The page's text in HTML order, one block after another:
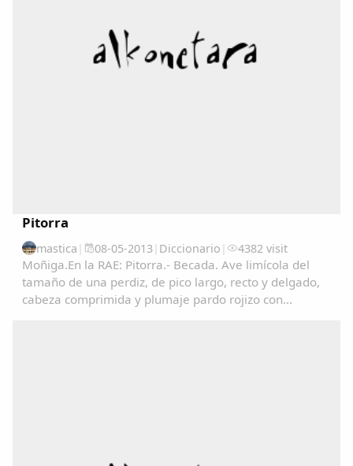
Pitorra
mastica | 08-05-2013| Diccionario | 4382 visit
Moñiga.En la RAE: Pitorra.- Becada. Ave limícola del
tamaño de una perdiz, de pico largo, recto y delgado,
cabeza comprimida y plumaje pardo rojizo con